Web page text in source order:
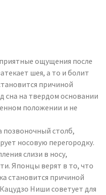
ощущения после
шея, а то и болит
причиной
сна на твердом основании
положении и не
позвоночный столб,
носовую перегородку.
слизи в носу,
Японцы верят в то, что
становится причиной
Ниши советует для